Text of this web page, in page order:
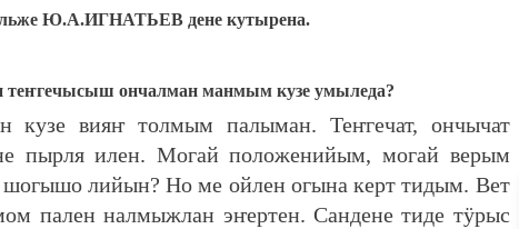
Ю.А.ИГНАТЬЕВ дене кутырена.
ончалман манмым кузе умыледа?
вияҥ толмым палыман. Теҥгечат, ончычат
пырля илен. Могай положенийым, могай верым
лийын? Но ме ойлен огына керт тидым. Вет
пален налмыжлан эҥертен. Сандене тиде тӱрыс